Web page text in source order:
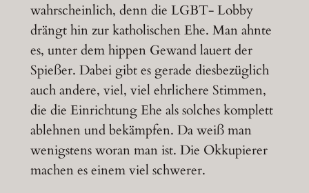
wahrscheinlich, denn die LGBT- Lobby
drängt hin zur katholischen Ehe. Man ahnte
es, unter dem hippen Gewand lauert der
Spießer. Dabei gibt es gerade diesbezüglich
auch andere, viel, viel ehrlichere Stimmen,
die die Einrichtung Ehe als solches komplett
ablehnen und bekämpfen. Da weiß man
wenigstens woran man ist. Die Okkupierer
machen es einem viel schwerer.